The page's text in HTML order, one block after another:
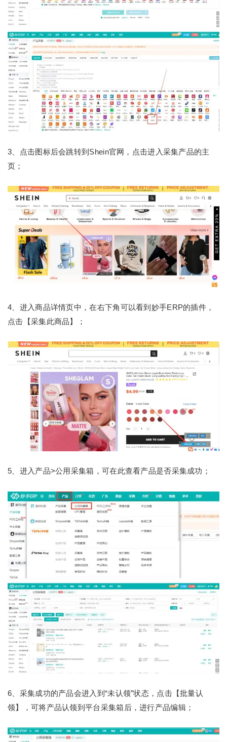
3、点击图标后会跳转到Shein官网，点击进入采集产品的主
页；
4、进入商品详情页中，在右下角可以看到妙手ERP的插件，
点击【采集此商品】；
5、进入产品>公用采集箱，可在此查看产品是否采集成功；
6、采集成功的产品会进入到“未认领”状态，点击【批量认
领】，可将产品认领到平台采集箱后，进行产品编辑；